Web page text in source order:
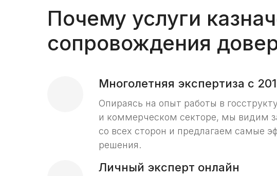
Почему услуги
сопровождения
Многолетняя экспертиза с
Опираясь на опыт работы в
и коммерческом секторе, мы видим
со всех сторон и предлагаем самые
решения.
Личный эксперт онлайн